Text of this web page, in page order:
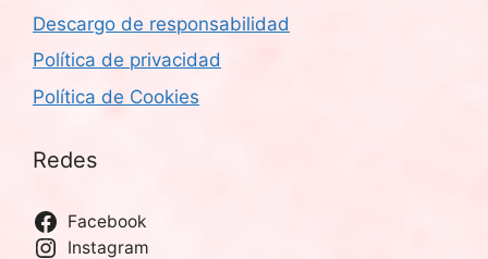
Descargo de responsabilidad
Política de privacidad
Política de Cookies
Redes
Facebook
Instagram